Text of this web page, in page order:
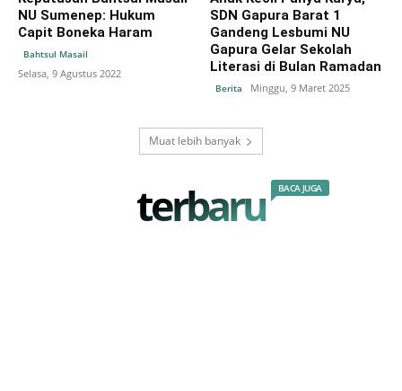
NU Sumenep: Hukum
Capit Boneka Haram
Bahtsul Masail
Selasa, 9 Agustus 2022
SDN Gapura Barat 1
Gandeng Lesbumi NU
Gapura Gelar Sekolah
Literasi di Bulan Ramadan
Berita Minggu, 9 Maret 2025
Muat lebih banyak
terbaru BACA JUGA